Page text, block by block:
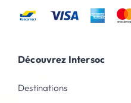
Découvrez Intersoc
Destinations